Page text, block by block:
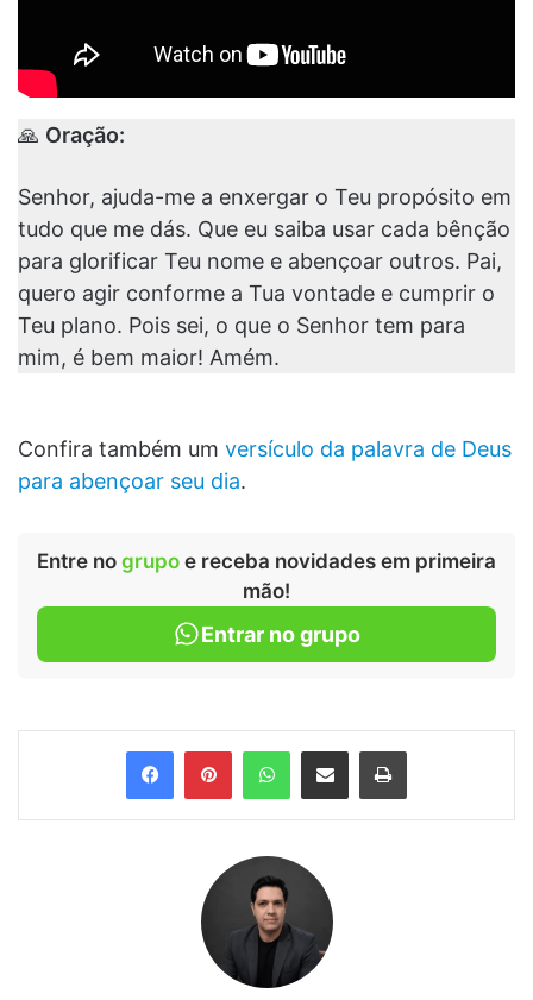
🙏 Oração:
Senhor, ajuda-me a enxergar o Teu propósito em
tudo que me dás. Que eu saiba usar cada bênção
para glorificar Teu nome e abençoar outros. Pai,
quero agir conforme a Tua vontade e cumprir o
Teu plano. Pois sei, o que o Senhor tem para
mim, é bem maior! Amém.
Confira também um versículo da palavra de Deus
para abençoar seu dia.
Entre no grupo e receba novidades em primeira
mão!
Entrar no grupo
FacebookPinterestWhatsApp
Compartilhar via e-mail Imprimir